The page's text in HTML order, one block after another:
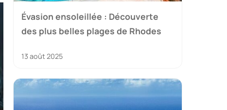
Évasion ensoleillée : Découverte
des plus belles plages de Rhodes
13 août 2025